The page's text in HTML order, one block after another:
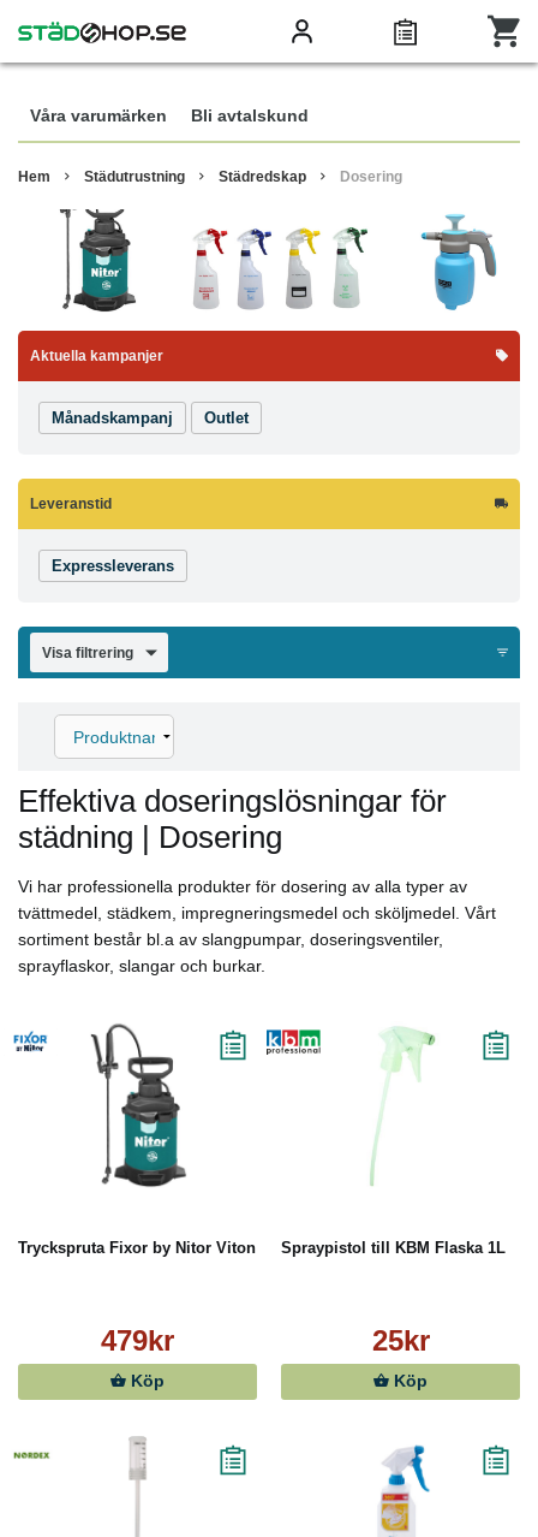
Våra varumärken Bli avtalskund
Hem Städutrustning Städredskap Dosering
Aktuella kampanjer
Månadskampanj Outlet
Leveranstid
Expressleverans
Visa filtrering
Effektiva doseringslösningar för
städning | Dosering
Vi har professionella produkter för dosering av alla typer av
tvättmedel, städkem, impregneringsmedel och sköljmedel. Vårt
sortiment består bl.a av slangpumpar, doseringsventiler,
sprayflaskor, slangar och burkar.
Tryckspruta Fixor by Nitor Viton
479kr
Köp
Spraypistol till KBM Flaska 1L
25kr
Köp